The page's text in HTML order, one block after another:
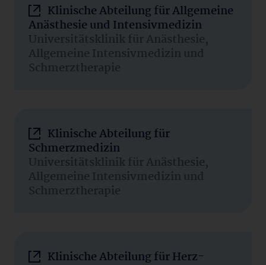
Klinische Abteilung für Allgemeine
Anästhesie und Intensivmedizin
Universitätsklinik für Anästhesie,
Allgemeine Intensivmedizin und
Schmerztherapie
Klinische Abteilung für
Schmerzmedizin
Universitätsklinik für Anästhesie,
Allgemeine Intensivmedizin und
Schmerztherapie
Klinische Abteilung für Herz-